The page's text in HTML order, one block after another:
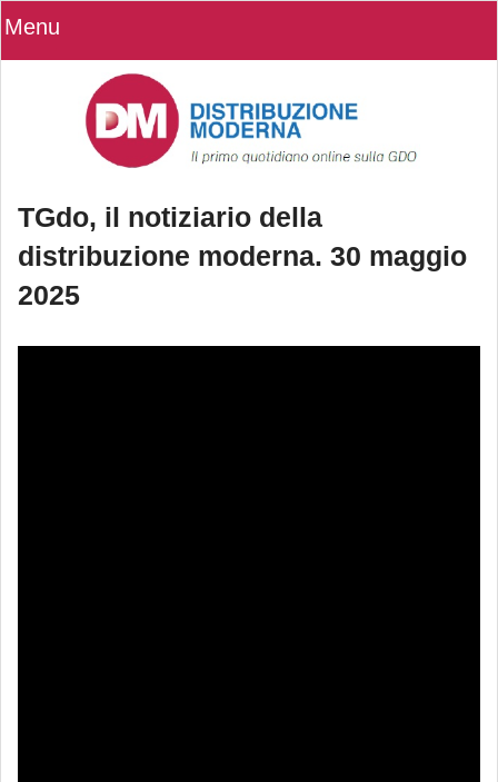
Menu
TGdo, il notiziario della
distribuzione moderna. 30 maggio
2025
TGdo, il notiziario della distribuzione